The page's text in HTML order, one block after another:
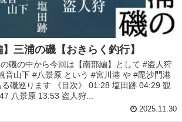
】三浦の磯【おきらく釣行】
磯の中から今回は【南部編】として #盗人狩
音山下 #八景原 という #宮川港 や #毘沙門港
磯巡ります 《目次》 01:28 塩田跡 04:29 観
八景原 13:53 盗人狩...
2025.11.30